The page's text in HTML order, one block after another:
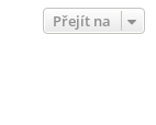
Přejít na